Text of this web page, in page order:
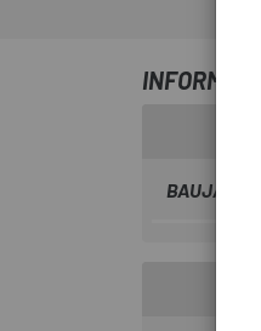
BAUJAHR